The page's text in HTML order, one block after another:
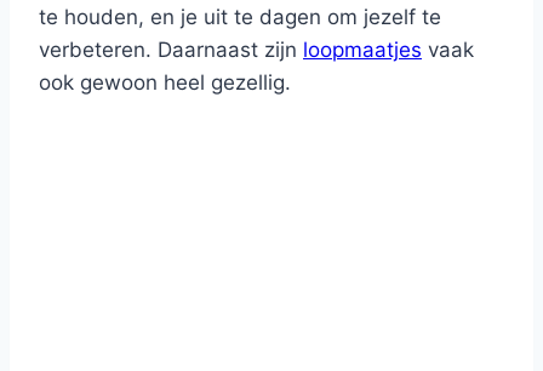
te houden, en je uit te dagen om jezelf te
verbeteren. Daarnaast zijn loopmaatjes vaak
ook gewoon heel gezellig.